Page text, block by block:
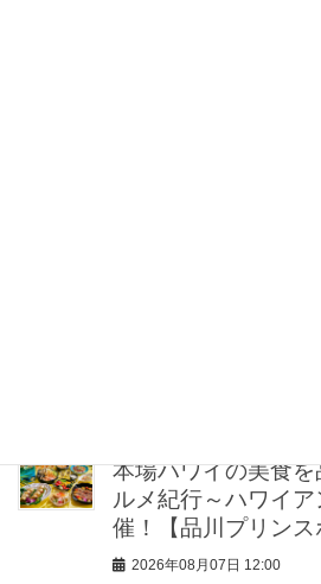
本場ハワイの美食
ルメ紀行～ハワイ
催！【品川プリンス
2026年08月07日 12:00